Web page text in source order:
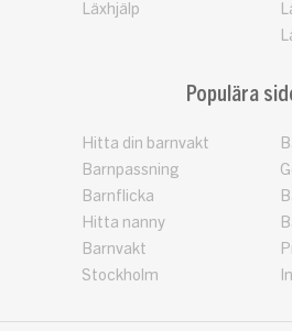
Läxhjälp
Populära
Hitta din barnvakt
Barnpassning
Barnflicka
Hitta nanny
Barnvakt
Stockholm